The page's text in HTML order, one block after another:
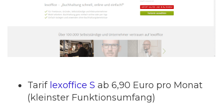
Tarif lexoffice S ab 6,90 Euro pro Monat
(kleinster Funktionsumfang)